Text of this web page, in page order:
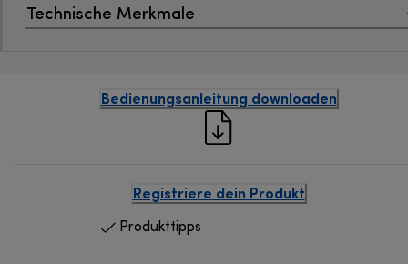
Technische Merkmale
Bedienungsanleitung downloaden
Registriere dein Produkt
Produkttipps